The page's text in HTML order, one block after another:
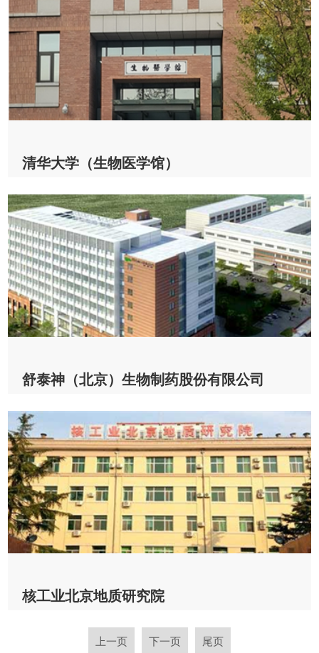
2022-10-28
查看详情
清华大学（生物医学馆）
清华大学（生物医学馆） & CV200
2022-10-24
查看详情
舒泰神（北京）生物制药股份有限公司
舒泰神（北京）生物制药股份有限公司 & CV200
2022-10-21
查看详情
核工业北京地质研究院
核工业北京地质研究院 & CV200
上一页 下一页 尾页